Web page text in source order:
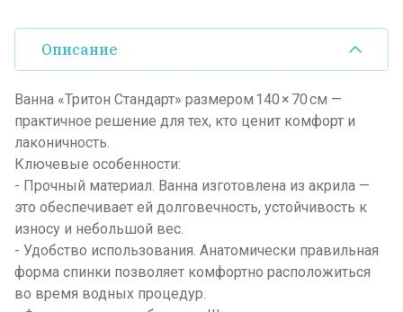
Описание
Ванна «Тритон Стандарт» размером 140 × 70 см —
практичное решение для тех, кто ценит комфорт и
лаконичность.
Ключевые особенности:
- Прочный материал. Ванна изготовлена из акрила —
это обеспечивает ей долговечность, устойчивость к
износу и небольшой вес.
- Удобство использования. Анатомически правильная
форма спинки позволяет комфортно расположиться
во время водных процедур.